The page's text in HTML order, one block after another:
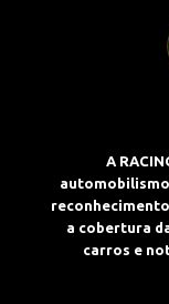
A
a cobertura
carros e